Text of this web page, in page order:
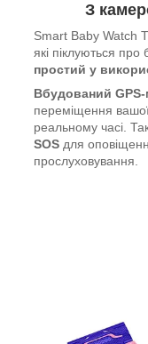
З
Smart Baby Watch
які піклуються про
простий у
Вбудований
переміщення
реальному часі.
SOS для
прослуховування.